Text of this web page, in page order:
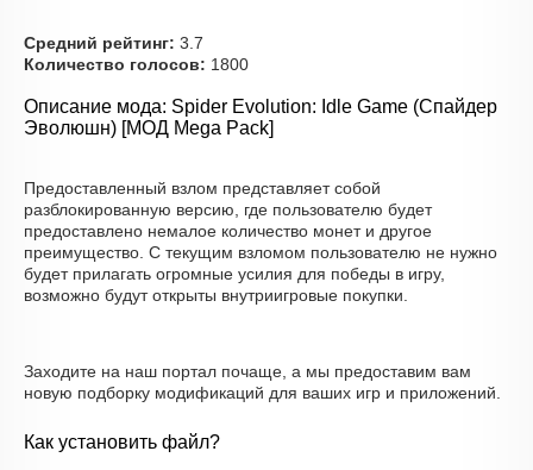
Средний рейтинг: 3.7
Количество голосов: 1800
Описание мода: Spider Evolution: Idle Game (Спайдер
Эволюшн) [МОД Mega Pack]
Предоставленный взлом представляет собой
разблокированную версию, где пользователю будет
предоставлено немалое количество монет и другое
преимущество. С текущим взломом пользователю не нужно
будет прилагать огромные усилия для победы в игру,
возможно будут открыты внутриигровые покупки.
Заходите на наш портал почаще, а мы предоставим вам
новую подборку модификаций для ваших игр и приложений.
Как установить файл?